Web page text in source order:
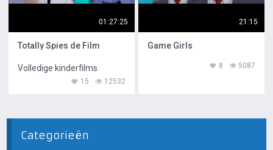
01:27:25
Totally Spies de Film
Volledige kinderfilms
12532
15
21:15
Game Girls
5087
8
Categorieën